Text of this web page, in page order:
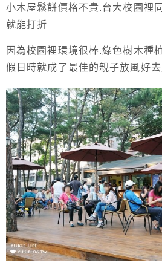
小木屋鬆餅價格不貴.台大校園裡
就能打折
因為校園裡環境很棒.綠色樹木種
假日時就成了最佳的親子放風好去